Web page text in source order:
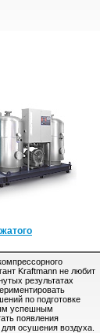
Kraftmann не любит
результатах
по подготовке
успешным
появления
осушения воздуха.